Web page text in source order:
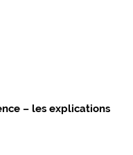
– les explications